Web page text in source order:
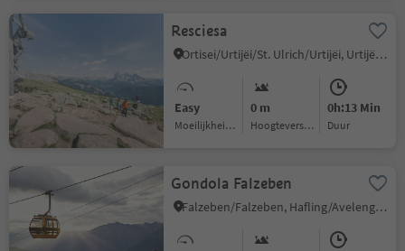
Resciesa
Ortisei/Urtijëi/St. Ulrich/Urtijëi, Urtijëi/Ortisei, Dolomites Region Val Gardena
Easy
Moeilijkheidsgraad
0 m
Hoogteverschil
0h:13 Min
Duur
Gondola Falzeben
Falzeben/Falzeben, Hafling/Avelengo, Meran/Merano and environs